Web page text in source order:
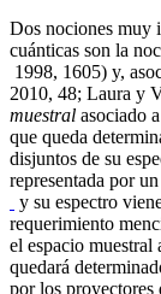
Dos nociones muy
cuánticas son la
1998, 1605) y,
2010, 48; Laura y
muestral asociado
que queda
disjuntos de su
representada por
y su espectro
requerimiento
el espacio muestral
quedará
por los proyectores